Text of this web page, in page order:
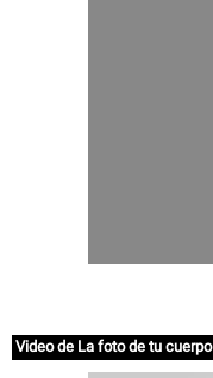
Video de La foto de tu cuerpo